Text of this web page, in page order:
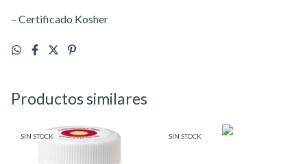
– Certificado Kosher
Productos similares
SIN STOCK SIN STOCK